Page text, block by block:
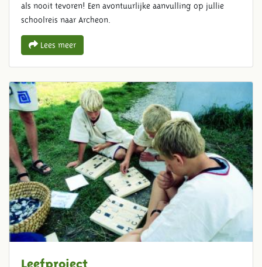
als nooit tevoren! Een avontuurlijke aanvulling op jullie
schoolreis naar Archeon.
Lees meer
Leefproject